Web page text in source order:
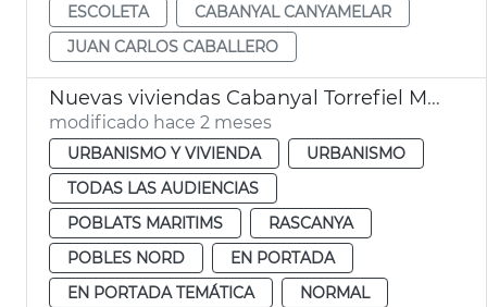
ESCOLETA
CABANYAL CANYAMELAR
JUAN CARLOS CABALLERO
Nuevas viviendas Cabanyal Torrefiel Massrrojos València
modificado hace 2 meses
URBANISMO Y VIVIENDA
URBANISMO
TODAS LAS AUDIENCIAS
POBLATS MARITIMS
RASCANYA
POBLES NORD
EN PORTADA
EN PORTADA TEMÁTICA
NORMAL